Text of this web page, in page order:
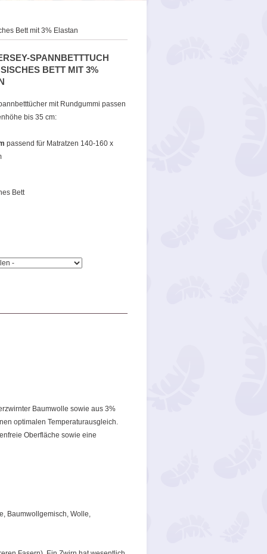
Bett mit 3% Elastan
SPANNBETTTUCH
BETT MIT 3%
mit Rundgummi passen
bis 35 cm:
passend für Matratzen 140-160 x
Bett
Baumwolle sowie aus 3%
optimalen Temperaturausgleich.
Oberfläche sowie eine
Baumwollgemisch, Wolle,